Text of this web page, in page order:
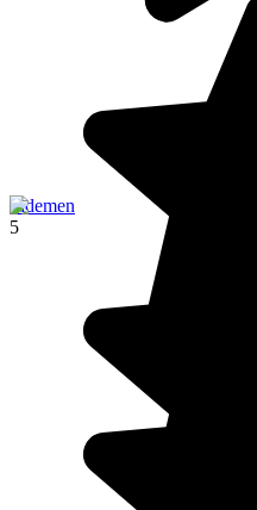
Sidemen
5